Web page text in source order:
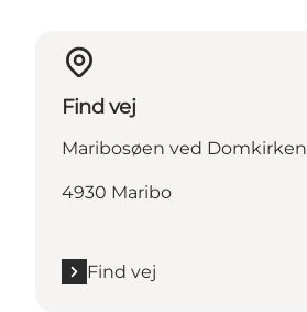
Find vej
Maribosøen ved Domkirken
4930 Maribo
Find vej